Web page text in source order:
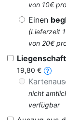
von 10€
Einen
(Lieferzeit
von 20€
19,80 €
nicht
verfügbar